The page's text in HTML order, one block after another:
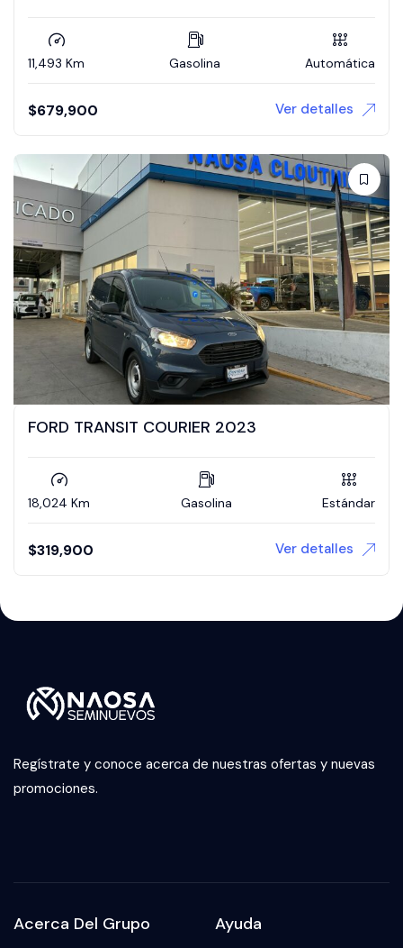
11,493 Km Gasolina Automática
$679,900 Ver detalles
FORD TRANSIT COURIER 2023
18,024 Km Gasolina Estándar
$319,900 Ver detalles
Regístrate y conoce acerca de nuestras ofertas y nuevas
promociones.
Acerca Del Grupo Ayuda